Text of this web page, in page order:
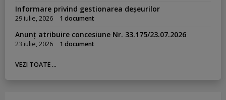
Informare privind gestionarea deșeurilor
29 iulie, 2026 1 document
Anunț atribuire concesiune Nr. 33.175/23.07.2026
23 iulie, 2026 1 document
VEZI TOATE ...